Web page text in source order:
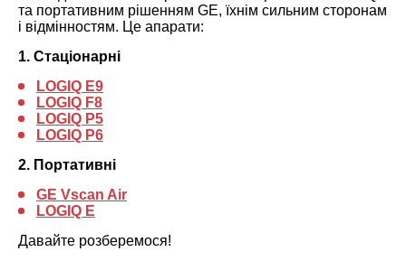
та портативним рішенням GE, їхнім сильним сторонам
і відмінностям. Це апарати:
1. Стаціонарні
LOGIQ E9
LOGIQ F8
LOGIQ P5
LOGIQ P6
2. Портативні
GE Vscan Air
LOGIQ E
Давайте розберемося!